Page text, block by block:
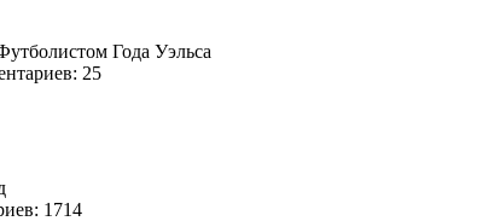
Года Уэльса
25
1714